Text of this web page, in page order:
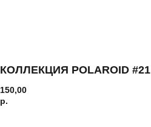
КОЛЛЕКЦИЯ POLAROID #21
150,00
р.